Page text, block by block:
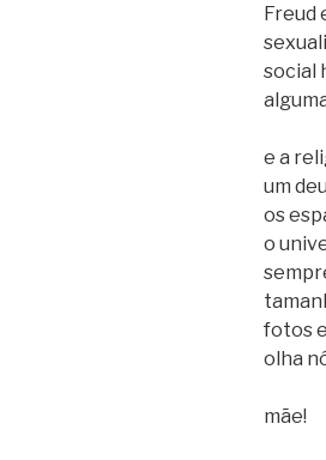
Freud
social
e a
um
os
o
fotos
olha
mãe!